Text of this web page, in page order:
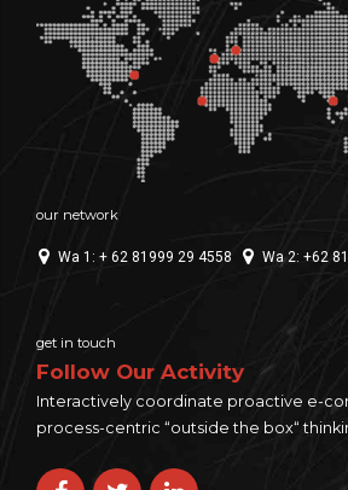
our network
Wa 1: + 62 81999 29 4558 Wa 2: +62
get in touch
Follow Our Activity
Interactively coordinate proactive e-
process-centric “outside the box“